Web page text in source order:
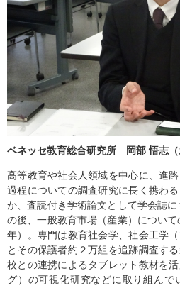
ベネッセ教育総合研究所 岡部 悟志（
高等教育や社会人領域を中心に、進
過程についての調査研究に長く携わ
か、査読付き学術論文として学会誌
の後、一般教育市場（産業）につい
年）。専門は教育社会学、社会工学
とその保護者約２万組を追跡調査す
校との連携によるタブレット教材を
グ）の可視化研究などに取り組んで